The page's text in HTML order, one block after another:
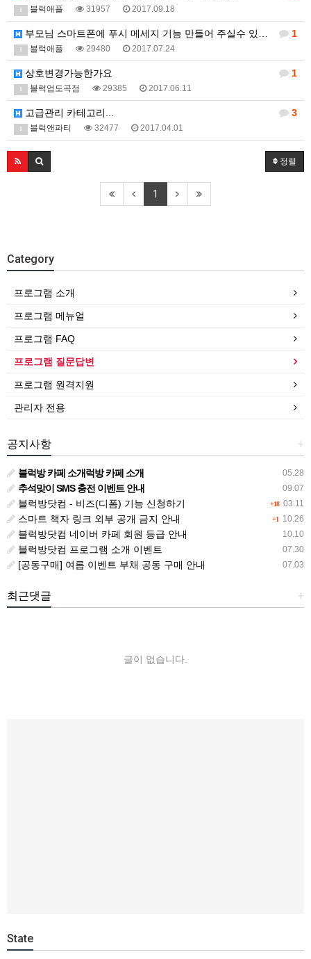
블럭애플 31957 2017.09.18
1
부모님 스마트폰에 푸시 메세지 기능 만들어 주실수 있을…
블럭애플 29480 2017.07.24
1
상호변경가능한가요
블럭업도곡점 29385 2017.06.11
3
고급관리 카테고리...
블럭앤파티 32477 2017.04.01
정렬
1
Category
프로그램 소개
프로그램 메뉴얼
프로그램 FAQ
프로그램 질문답변
프로그램 원격지원
관리자 전용
+
공지사항
05.28
블럭방 카페 소개럭방 카페 소개
09.07
추석맞이 SMS 충전 이벤트 안내
+18 03.11
블럭방닷컴 - 비즈(디폼) 기능 신청하기
+1 10.26
스마트 책자 링크 외부 공개 금지 안내
10.10
블럭방닷컴 네이버 카페 회원 등급 안내
07.30
블럭방닷컴 프로그램 소개 이벤트
07.03
[공동구매] 여름 이벤트 부채 공동 구매 안내
+
최근댓글
글이 없습니다.
State